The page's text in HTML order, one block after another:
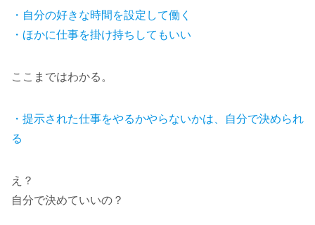
・自分の好きな時間を設定して働く
・ほかに仕事を掛け持ちしてもいい
ここまではわかる。
・提示された仕事をやるかやらないかは、自分で決められ
る
え？
自分で決めていいの？